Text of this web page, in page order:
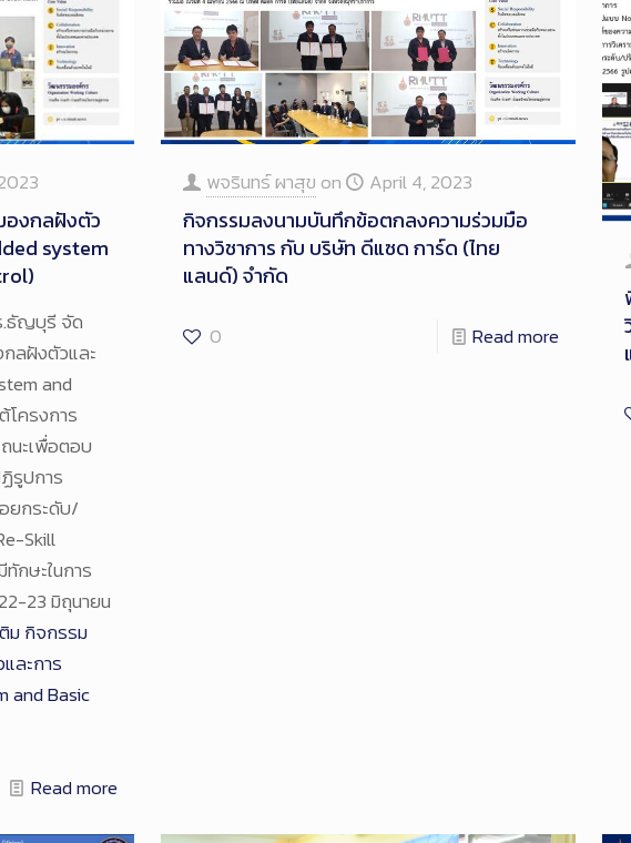
องกลฝังตัว
system
.ธัญบุรี จัด
ลฝังตัวและ
and
โครงการ
นะเพื่อตอบ
รูปการ
ยกระดับ/
Skill
กษะในการ
23 มิถุนายน
ม กิจกรรม
ละการ
and Basic
Read more
พจรินทร์ ผาสุข on April 4, 2023
กิจกรรมลงนามบันทึกข้อตกลงความร่วมมือ
ทางวิชาการ กับ บริษัท ดีแซด การ์ด (ไทย
แลนด์) จํากัด
0 Read more